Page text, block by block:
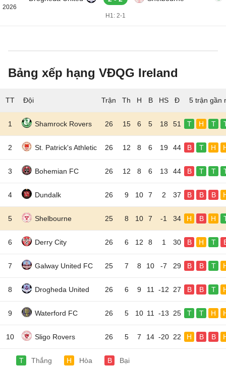
2026
H1: 2-1
Bảng xếp hạng VĐQG Ireland
TT Đội 5 trận gần
1 Shamrock Rovers 26 15 6 5 18 51 T H T
2 St. Patrick's Athletic 26 12 8 6 19 44 B T H
3 Bohemian FC 26 12 8 6 13 44 B T T
4 Dundalk 26 9 10 7 2 37 B B B
5 Shelbourne 25 8 10 7 -1 34 H B H
6 Derry City 26 6 12 8 1 30 B H T
7 Galway United FC 25 7 8 10 -7 29 B B T
8 Drogheda United 26 6 9 11 -12 27 B B T
9 Waterford FC 26 5 10 11 -13 25 T T H
10 Sligo Rovers 26 5 7 14 -20 22 H B B
T Thắng H Hòa B Bại